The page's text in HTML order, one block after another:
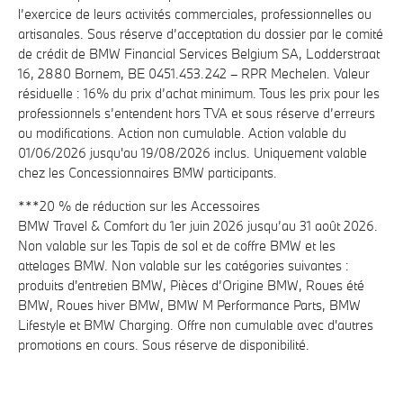
l’exercice de leurs activités commerciales, professionnelles ou
artisanales. Sous réserve d’acceptation du dossier par le comité
de crédit de BMW Financial Services Belgium SA, Lodderstraat
16, 2880 Bornem, BE 0451.453.242 – RPR Mechelen. Valeur
résiduelle : 16% du prix d’achat minimum. Tous les prix pour les
professionnels s’entendent hors TVA et sous réserve d’erreurs
ou modifications. Action non cumulable. Action valable du
01/06/2026 jusqu'au 19/08/2026 inclus. Uniquement valable
chez les Concessionnaires BMW participants.
***20 % de réduction sur les Accessoires
BMW Travel & Comfort du 1er juin 2026 jusqu’au 31 août 2026.
Non valable sur les Tapis de sol et de coffre BMW et les
attelages BMW. Non valable sur les catégories suivantes :
produits d'entretien BMW, Pièces d’Origine BMW, Roues été
BMW, Roues hiver BMW, BMW M Performance Parts, BMW
Lifestyle et BMW Charging. Offre non cumulable avec d'autres
promotions en cours. Sous réserve de disponibilité.